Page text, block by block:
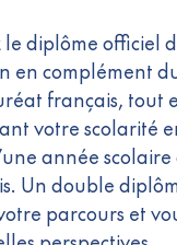
diplôme officiel
en complément
français, tout
votre scolarité
année
Un double
parcours et